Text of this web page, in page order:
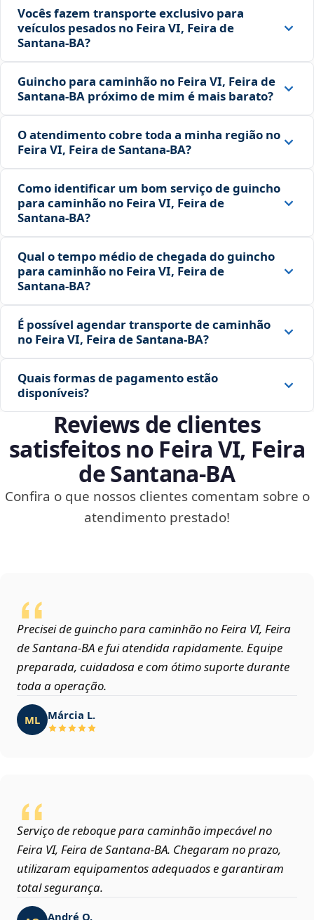
Vocês fazem transporte exclusivo para
veículos pesados no Feira VI, Feira de
Santana‑BA?
Guincho para caminhão no Feira VI, Feira de
Santana‑BA próximo de mim é mais barato?
O atendimento cobre toda a minha região no
Feira VI, Feira de Santana‑BA?
Como identificar um bom serviço de guincho
para caminhão no Feira VI, Feira de
Santana‑BA?
Qual o tempo médio de chegada do guincho
para caminhão no Feira VI, Feira de
Santana‑BA?
É possível agendar transporte de caminhão
no Feira VI, Feira de Santana‑BA?
Quais formas de pagamento estão
disponíveis?
Reviews de clientes
satisfeitos no Feira VI, Feira
de Santana‑BA
Confira o que nossos clientes comentam sobre o
atendimento prestado!
Precisei de guincho para caminhão no Feira VI, Feira
de Santana‑BA e fui atendida rapidamente. Equipe
preparada, cuidadosa e com ótimo suporte durante
toda a operação.
ML Márcia L.
Serviço de reboque para caminhão impecável no
Feira VI, Feira de Santana‑BA. Chegaram no prazo,
utilizaram equipamentos adequados e garantiram
total segurança.
André O.